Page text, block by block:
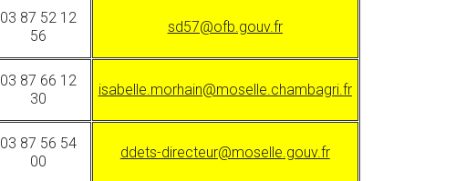
03 87 52 12
56
sd57@ofb.gouv.fr
03 87 66 12
30
isabelle.morhain@moselle.chambagri.fr
03 87 56 54
00
ddets-directeur@moselle.gouv.fr